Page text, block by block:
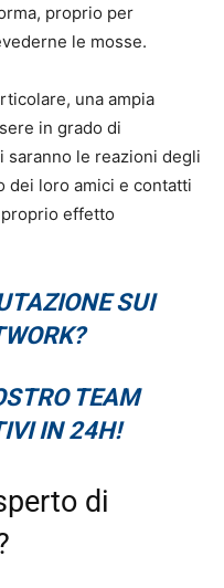
proprio per
le mosse.
una ampia
in grado di
saranno le reazioni degli
dei loro amici e contatti
effetto
SUI
TEAM
IN 24H!
di